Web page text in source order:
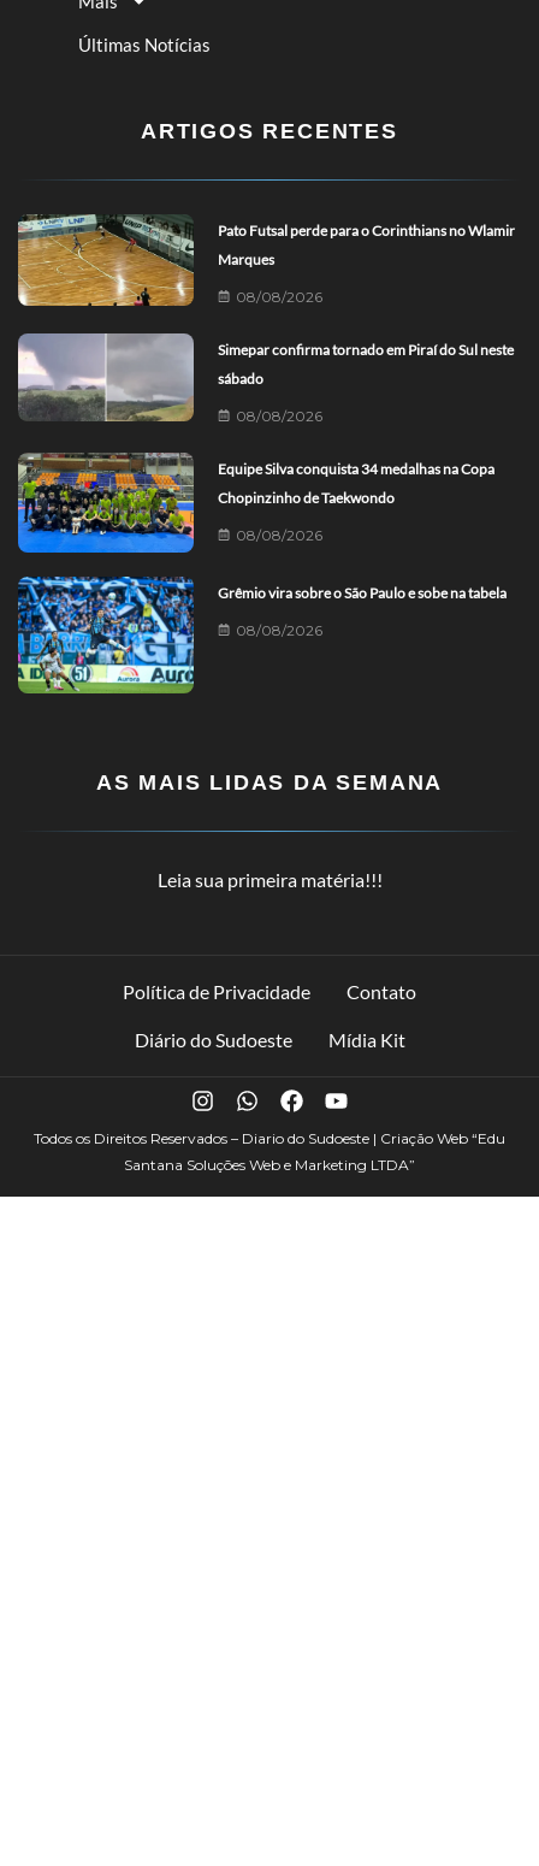
Últimas Notícias
ARTIGOS RECENTES
Pato Futsal perde para o Corinthians no Wlamir
Marques
08/08/2026
Simepar confirma tornado em Piraí do Sul neste
sábado
08/08/2026
Equipe Silva conquista 34 medalhas na Copa
Chopinzinho de Taekwondo
08/08/2026
Grêmio vira sobre o São Paulo e sobe na tabela
08/08/2026
AS MAIS LIDAS DA SEMANA
Leia sua primeira matéria!!!
Política de Privacidade Contato
Diário do Sudoeste Mídia Kit
Todos os Direitos Reservados – Diario do Sudoeste | Criação Web “Edu
Santana Soluções Web e Marketing LTDA”